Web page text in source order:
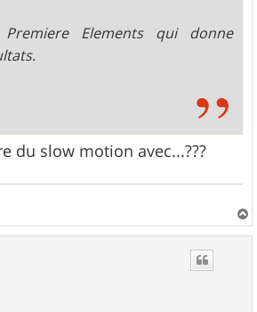
Premiere Elements qui donne
du slow motion avec...???
a